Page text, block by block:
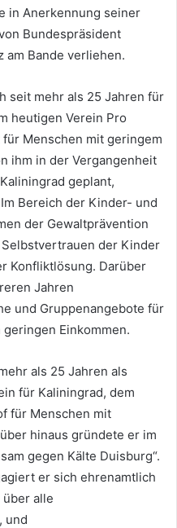
in Anerkennung seiner
Bundespräsident
am Bande verliehen.
seit mehr als 25 Jahren für
heutigen Verein Pro
Menschen mit geringem
ihm in der Vergangenheit
geplant,
Bereich der Kinder- und
der Gewaltprävention
der Kinder
Konfliktlösung. Darüber
Jahren
und Gruppenangebote für
Einkommen.
als 25 Jahren als
für Kaliningrad, dem
für Menschen mit
hinaus gründete er im
gegen Kälte Duisburg“.
er sich ehrenamtlich
alle
und